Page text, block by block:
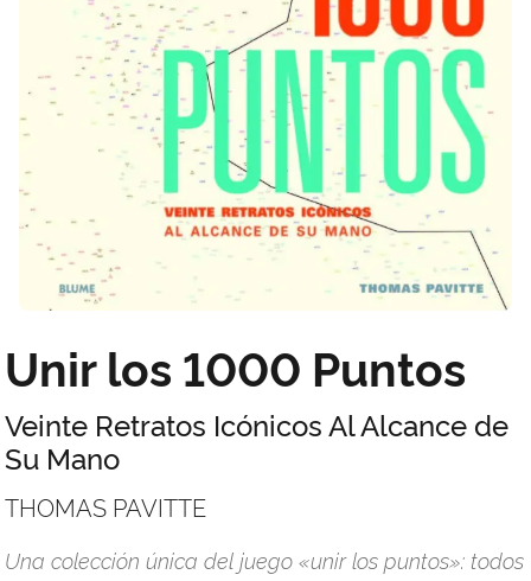
Unir los 1000 Puntos
Veinte Retratos Icónicos Al Alcance de
Su Mano
THOMAS PAVITTE
Una colección única del juego «unir los puntos»: todos